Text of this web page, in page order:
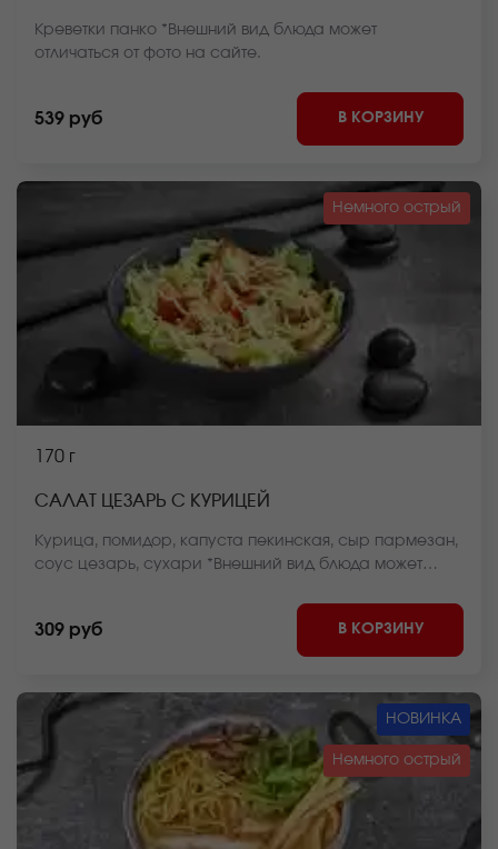
Креветки панко *Внешний вид блюда может
отличаться от фото на сайте.
539 руб В КОРЗИНУ
Немного острый
170 г
САЛАТ ЦЕЗАРЬ С КУРИЦЕЙ
Курица, помидор, капуста пекинская, сыр пармезан,
соус цезарь, сухари *Внешний вид блюда может
309 руб В КОРЗИНУ
НОВИНКА
Немного острый